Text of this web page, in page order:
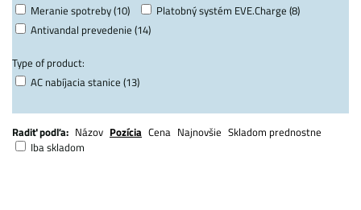
Meranie spotreby (10)
Platobný systém EVE.Charge (8)
Antivandal prevedenie (14)
Type of product:
AC nabíjacia stanice (13)
Radiť podľa: Názov Pozícia Cena Najnovšie Skladom prednostne
Iba skladom